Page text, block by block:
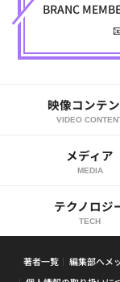
BRANC
映像コンテ
VIDEO
メディア
MEDIA
テクノロジ
TECH
著者一覧 編集部へメ